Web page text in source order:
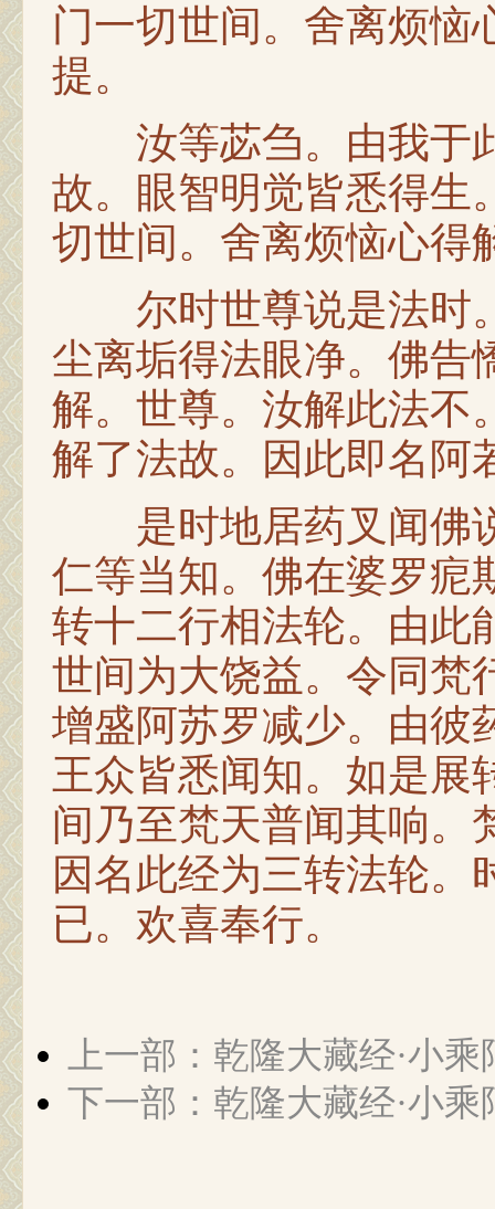
门一切世间。舍离烦恼
提。
汝等苾刍。由我于
故。眼智明觉皆悉得生
切世间。舍离烦恼心得
尔时世尊说是法时
尘离垢得法眼净。佛告
解。世尊。汝解此法不
解了法故。因此即名阿
是时地居药叉闻佛
仁等当知。佛在婆罗痆
转十二行相法轮。由此
世间为大饶益。令同梵
增盛阿苏罗减少。由彼
王众皆悉闻知。如是展
间乃至梵天普闻其响。
因名此经为三转法轮。
已。欢喜奉行。
上一部：乾隆大藏经·小
下一部：乾隆大藏经·小